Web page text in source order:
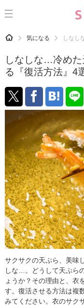
CATEGORY 記事カテゴリ
運気
洗濯
生活の知恵
お金
掃除
マナー
趣味
食材辞典
おすすめ
HOME 気になる しなし
しなしな…冷めた
る『復活方法』4
サクサクの天ぷら、美味
しな…。どうして天ぷら
ょうか？その理由と、衣
す。復活させる方法は複
みてください。衣のサク